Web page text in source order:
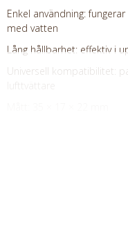
Enkel användning:
med vatten
Lång hållbarhet: effektiv i
Universell kompatibilitet:
lufttvättare